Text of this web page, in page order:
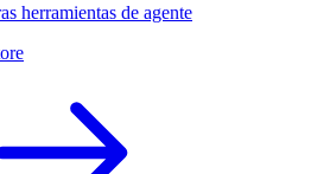
herramientas de agente